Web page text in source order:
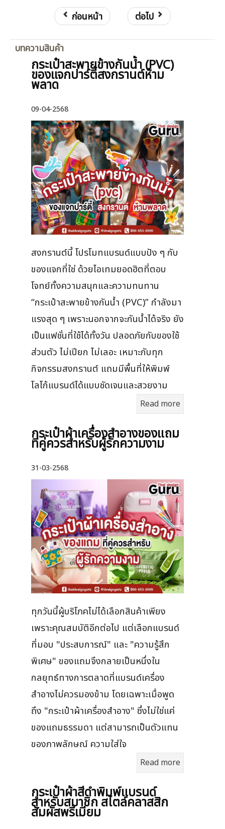
ก่อนหน้า ต่อไป
บทความสินค้า
กระเป๋าสะพายข้างกันน้ำ (PVC)
ของแจกปาร์ตี้สงกรานต์ห้าม
พลาด
09-04-2568
สงกรานต์นี้ โปรโมทแบรนด์แบบปัง ๆ กับ
ของแจกที่ใช่ ด้วยไอเทมยอดฮิตที่ตอบ
โจทย์ทั้งความสนุกและความทนทาน
“กระเป๋าสะพายข้างกันน้ำ (PVC)” กำลังมา
แรงสุด ๆ เพราะนอกจากจะกันน้ำได้จริง ยัง
เป็นแฟชั่นที่ใช้ได้ทั้งวัน ปลอดภัยกับของใช้
ส่วนตัว ไม่เปียก ไม่เลอะ เหมาะกับทุก
กิจกรรมสงกรานต์ แถมมีพื้นที่ให้พิมพ์
โลโก้แบรนด์ได้แบบชัดเจนและสวยงาม
Read more
กระเป๋าผ้าเครื่องสําอางของแถม
ที่คู่ควรสำหรับผู้รักความงาม
31-03-2568
ทุกวันนี้ผู้บริโภคไม่ได้เลือกสินค้าเพียง
เพราะคุณสมบัติอีกต่อไป แต่เลือกแบรนด์
ที่มอบ "ประสบการณ์" และ "ความรู้สึก
พิเศษ" ของแถมจึงกลายเป็นหนึ่งใน
กลยุทธ์ทางการตลาดที่แบรนด์เครื่อง
สำอางไม่ควรมองข้าม โดยเฉพาะเมื่อพูด
ถึง "กระเป๋าผ้าเครื่องสำอาง" ซึ่งไม่ใช่แค่
ของแถมธรรมดา แต่สามารถเป็นตัวแทน
ของภาพลักษณ์ ความใส่ใจ
Read more
กระเป๋าผ้าสีดำพิมพ์แบรนด์
สำหรับสมาชิก สไตล์คลาสสิก
สัมผัสพรีเมียม